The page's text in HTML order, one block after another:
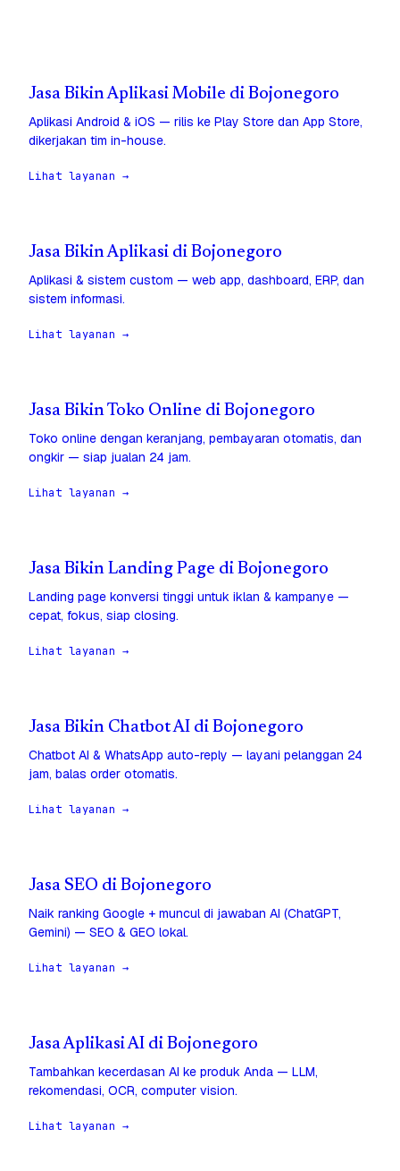
Jasa Bikin Aplikasi Mobile di Bojonegoro
Aplikasi Android & iOS — rilis ke Play Store dan App Store,
dikerjakan tim in-house.
Lihat layanan →
Jasa Bikin Aplikasi di Bojonegoro
Aplikasi & sistem custom — web app, dashboard, ERP, dan
sistem informasi.
Lihat layanan →
Jasa Bikin Toko Online di Bojonegoro
Toko online dengan keranjang, pembayaran otomatis, dan
ongkir — siap jualan 24 jam.
Lihat layanan →
Jasa Bikin Landing Page di Bojonegoro
Landing page konversi tinggi untuk iklan & kampanye —
cepat, fokus, siap closing.
Lihat layanan →
Jasa Bikin Chatbot AI di Bojonegoro
Chatbot AI & WhatsApp auto-reply — layani pelanggan 24
jam, balas order otomatis.
Lihat layanan →
Jasa SEO di Bojonegoro
Naik ranking Google + muncul di jawaban AI (ChatGPT,
Gemini) — SEO & GEO lokal.
Lihat layanan →
Jasa Aplikasi AI di Bojonegoro
Tambahkan kecerdasan AI ke produk Anda — LLM,
rekomendasi, OCR, computer vision.
Lihat layanan →